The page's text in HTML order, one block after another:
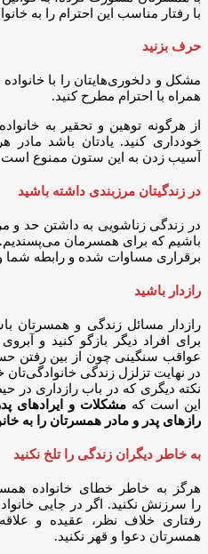
با رفتار مناسب این احترام را به
حرف بزنید
مشکل و دلخوری‌هایتان را با
همراه با احترام مطرح کنید.
از هرگونه توهین و تحقیر به
خودداری کنید. یادتان باشد
آسیب زدن به این ستون ممنوع است
در زندگیتان مرزبندی داشته باشید
در زندگی زناشویی به داشتن حد و
باشیم كه برای همسرمان
برقراری مساوات شده و رابطه شما
رازدار باشید
رازدار مسائل زندگی و همسرتان
برای افراد دیگر بازگو کنید و
عواقب سنگینی چون از بین رفتن
در نهایت تزلزل زندگی
نکته دیگری که در باب رازداری در
این است که مشکلات و ایراد‌های
راز‌های پدر و مادر همسرتان را به
به خاطر دیگران زندگی را تلخ نکنید
هرگز به خاطر خطای خانواده
را سرزنش نکنید. اگر در جایی
رفتاری خلاف نظر، عقیده و
همسرتان دعوا و قهر نکنید.